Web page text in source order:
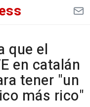
que el
en catalán
tener "un
más rico"